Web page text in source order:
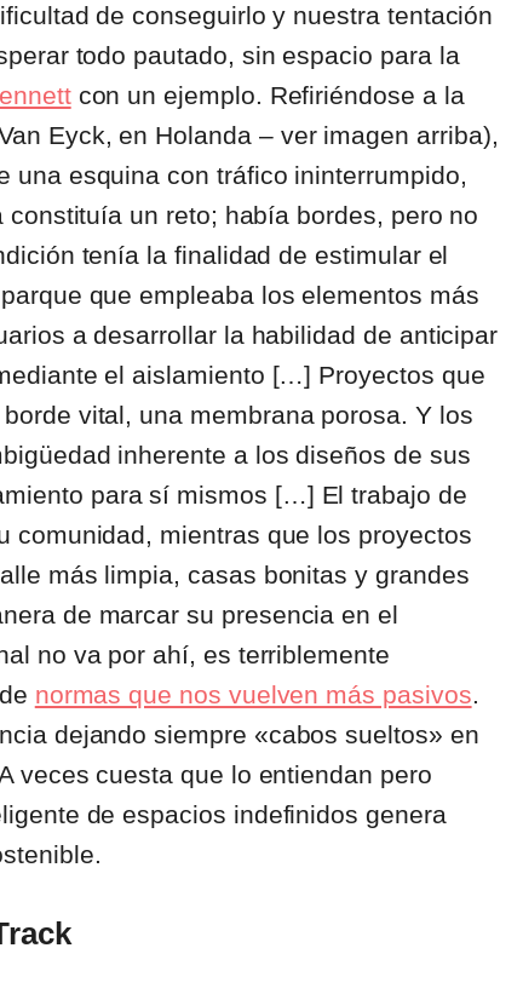
de conseguirlo y nuestra tentación
todo pautado, sin espacio para la
con un ejemplo. Refiriéndose a la
Eyck, en Holanda – ver imagen arriba),
una esquina con tráfico ininterrumpido,
un reto; había bordes, pero no
tenía la finalidad de estimular el
que empleaba los elementos más
a desarrollar la habilidad de anticipar
el aislamiento […] Proyectos que
vital, una membrana porosa. Y los
inherente a los diseños de sus
para sí mismos […] El trabajo de
comunidad, mientras que los proyectos
más limpia, casas bonitas y grandes
de marcar su presencia en el
no va por ahí, es terriblemente
normas que nos vuelven más pasivos.
dejando siempre «cabos sueltos» en
veces cuesta que lo entiendan pero
de espacios indefinidos genera